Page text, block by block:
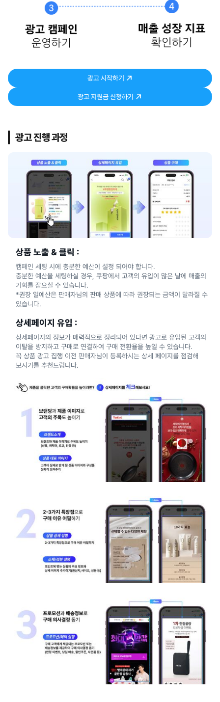
광고 시작하기 ↗
광고 지원금 신청하기 ↗
광고 진행 과정
상품 노출 & 클릭 :
캠페인 세팅 시에 충분한 예산이 설정 되어야 합니다.
충분한 예산을 세팅하실 경우, 쿠팡에서 고객의 유입이 많은 날에 매출의
기회를 잡으실 수 있습니다.
*권장 일예산은 판매자님의 판매 상품에 따라 권장되는 금액이 달라질 수
있습니다.
상세페이지 유입 :
상세페이지의 정보가 매력적으로 정리되어 있다면 광고로 유입된 고객의
이탈을 방지하고 구매로 연결하여 구매 전환율을 높일 수 있습니다.
꼭 상품 광고 집행 이전 판매자님이 등록하시는 상세 페이지를 점검해
보시기를 추천드립니다.